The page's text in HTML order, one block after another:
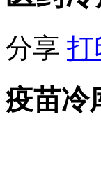
分享 打
疫苗冷